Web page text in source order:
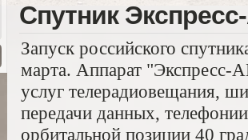
Спутник
Запуск российского
марта. Аппарат "Экспресс-
услуг телерадиовещания,
передачи данных,
орбитальной позиции 40